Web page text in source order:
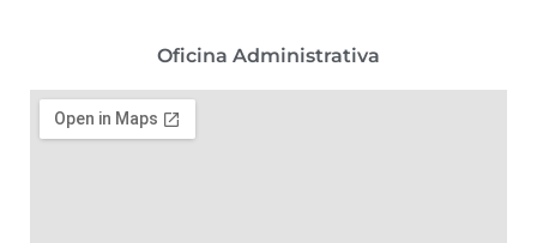
Oficina Administrativa